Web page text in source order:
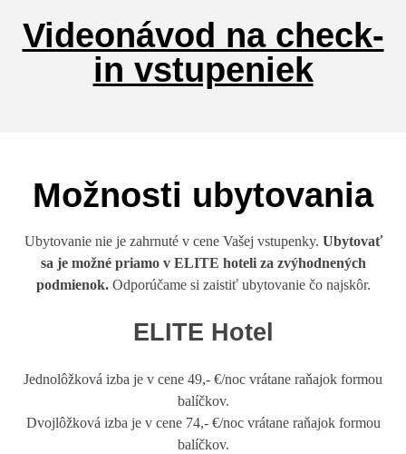
Videonávod na check-
in vstupeniek
Možnosti ubytovania
Ubytovanie nie je zahrnuté v cene Vašej vstupenky. Ubytovať
sa je možné priamo v ELITE hoteli za zvýhodnených
podmienok. Odporúčame si zaistiť ubytovanie čo najskôr.
ELITE Hotel
Jednolôžková izba je v cene 49,- €/noc vrátane raňajok formou
balíčkov.
Dvojlôžková izba je v cene 74,- €/noc vrátane raňajok formou
balíčkov.